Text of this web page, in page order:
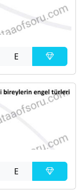
E
E